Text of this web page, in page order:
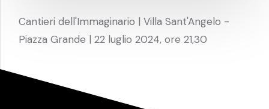
Cantieri dell'Immaginario | Villa Sant'Angelo -
Piazza Grande | 22 luglio 2024, ore 21,30